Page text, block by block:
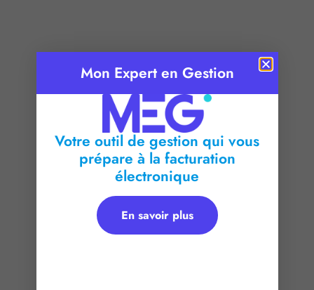
Temps de lecture : 2 minutes
Mon Expert en Gestion
Votre outil de gestion qui vous
prépare à la facturation
électronique
En savoir plus